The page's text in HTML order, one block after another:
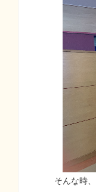
そんな時